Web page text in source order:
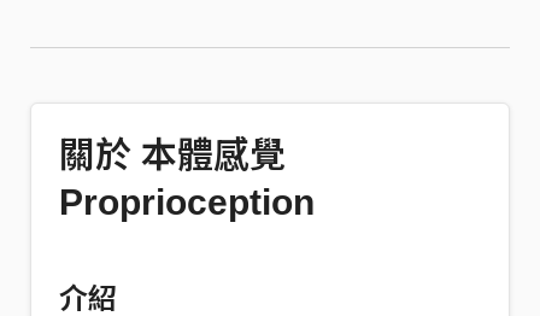
關於 本體感覺
Proprioception
介紹